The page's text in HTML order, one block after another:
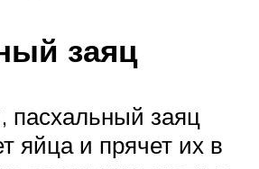
заяц
пасхальный заяц
яйца и прячет их в